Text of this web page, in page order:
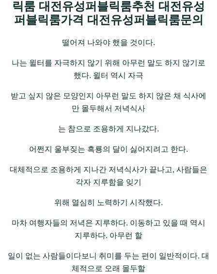
릭룸 대전유성퍼블릭룸추천 대전유성
퍼블릭룸가격 대전유성퍼블릭룸문의
떨어져 나와야 했을 것이다.
나는 윌터를 자극하지 않기 위해 아무런 말도 하지 않기로
했다. 윌터 역시 자극
받고 싶지 않은 모양인지 아무런 말도 하지 않은 채 식사에
만 몰두해서 저녁식사
는 참으로 조용하게 지나갔다.
어쩐지 울부짖는 흑룡의 달이 싫어지려고 한다.
대체적으로 조용하게 지나간 저녁식사가 끝나고, 사람들은
각자 지루함을 잊기
위해 열심히 노력하기 시작했다.
마차 여행자들의 저녁은 지루하다. 이동하고 있을 때 역시
지루하다. 아무런 할
일이 없는 사람들이다보니 취미를 두는 편이 일반적이다. 대
체적으로 오래 몰두할